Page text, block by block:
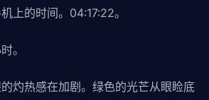
的时间。04:17:22。
。
热感在加剧。绿色的光芒从眼睑底